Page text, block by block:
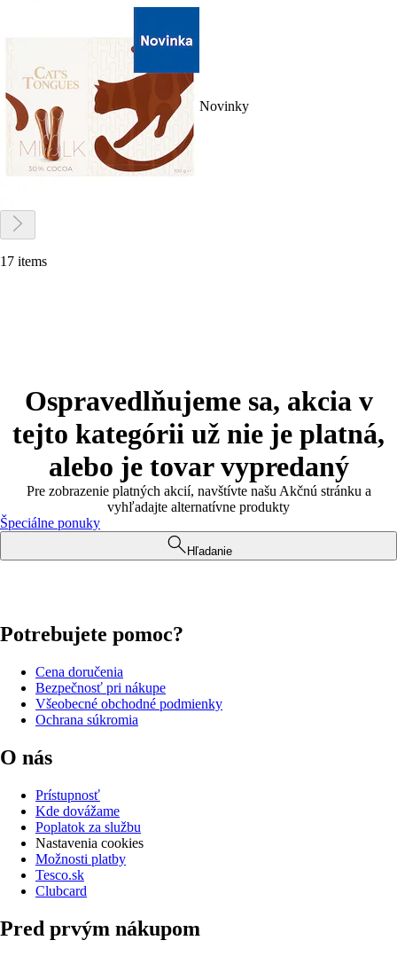
Novinky
17 items
Ospravedlňujeme sa, akcia v
tejto kategórii už nie je platná,
alebo je tovar vypredaný
Pre zobrazenie platných akcií, navštívte našu Akčnú stránku a
vyhľadajte alternatívne produkty
Špeciálne ponuky
Hľadanie
Potrebujete pomoc?
Cena doručenia
Bezpečnosť pri nákupe
Všeobecné obchodné podmienky
Ochrana súkromia
O nás
Prístupnosť
Kde dovážame
Poplatok za službu
Nastavenia cookies
Možnosti platby
Tesco.sk
Clubcard
Pred prvým nákupom